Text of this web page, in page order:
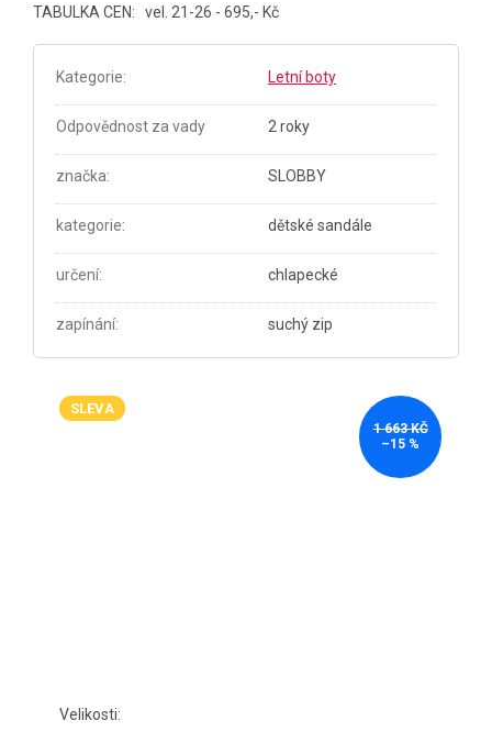
TABULKA CEN: vel. 21-26 - 695,- Kč
Kategorie: Letní boty
Odpovědnost za vady 2 roky
značka: SLOBBY
kategorie: dětské sandále
určení: chlapecké
zapínání: suchý zip
SLEVA
1 663 KČ
–15 %